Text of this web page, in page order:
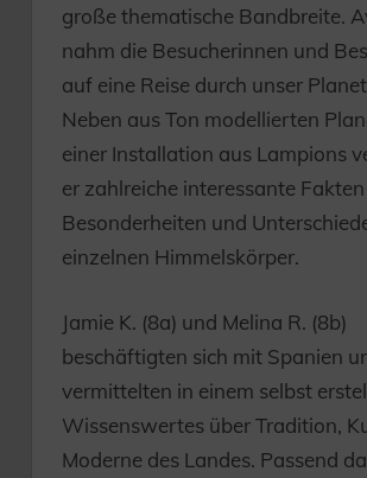
große thematische Bandbreite.
nahm die Besucherinnen und
auf eine Reise durch unser
Neben aus Ton modellierten
einer Installation aus Lampions
er zahlreiche interessante
Besonderheiten und
einzelnen Himmelskörper.
Jamie K. (8a) und Melina R. (8b)
beschäftigten sich mit Spanien
vermittelten in einem selbst
Wissenswertes über Tradition,
Moderne des Landes. Passend